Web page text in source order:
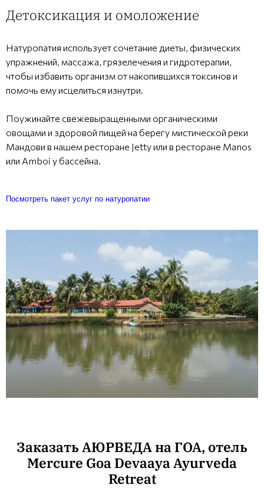
Детоксикация и омоложение
Натуропатия использует сочетание диеты, физических
упражнений, массажа, грязелечения и гидротерапии,
чтобы избавить организм от накопившихся токсинов и
помочь ему исцелиться изнутри.
Поужинайте свежевыращенными органическими
овощами и здоровой пищей на берегу мистической реки
Мандови в нашем ресторане Jetty или в ресторане Manos
или Amboi у бассейна.
Посмотреть пакет услуг по натуропатии
Заказать АЮРВЕДА на ГОА, отель
Mercure Goa Devaaya Ayurveda
Retreat